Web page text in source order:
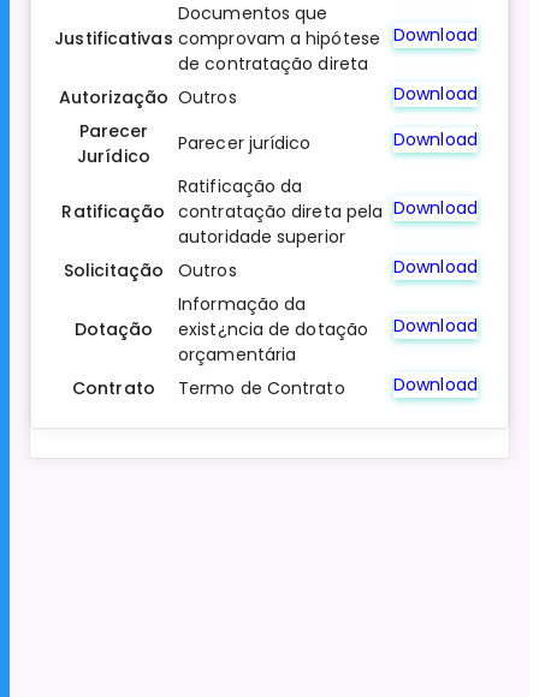
Justificativas
Documentos que
comprovam a hipótese
de contratação direta
Download
Autorização Outros
Download
Parecer
Jurídico
Parecer jurídico Download
Ratificação
Ratificação da
contratação direta pela
autoridade superior
Download
Solicitação Outros Download
Dotação
Informação da
exist¿ncia de dotação
orçamentária
Download
Contrato Termo de Contrato Download